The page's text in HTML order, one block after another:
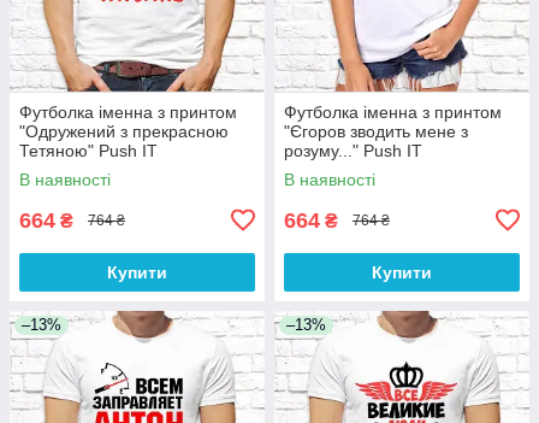
Футболка іменна з принтом
"Одружений з прекрасною
Тетяною" Push IT
В наявності
664 ₴ 764 ₴
Купити
Футболка іменна з принтом
"Єгоров зводить мене з
розуму..." Push IT
В наявності
664 ₴ 764 ₴
Купити
–13% –13%